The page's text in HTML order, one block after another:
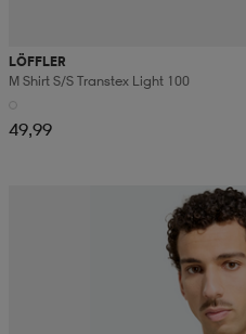
LÖFFLER
M Shirt S/s Transtex Light 100
49,99